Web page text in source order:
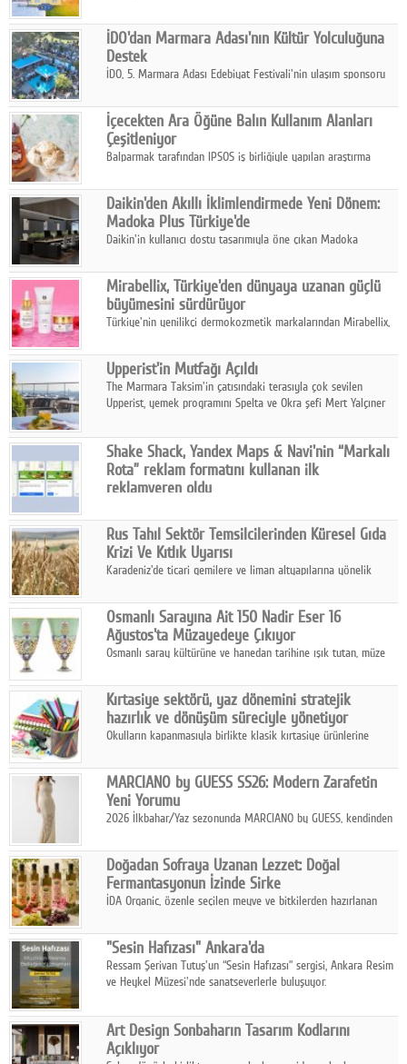
ve sürdürülebilir çözümler sunuyor.
İDO'dan Marmara Adası'nın Kültür Yolculuğuna
Destek
İDO, 5. Marmara Adası Edebiyat Festivali'nin ulaşım sponsoru
ettiriyor.
İçecekten Ara Öğüne Balın Kullanım Alanları
Çeşitleniyor
Balparmak tarafından IPSOS iş birliğiyle yapılan araştırma
ıhlamur gibi içeceklerde tercih ettiğini ortaya koyuyor.
Daikin'den Akıllı İklimlendirmede Yeni Dönem:
Madoka Plus Türkiye'de
Daikin'in kullanıcı dostu tasarımıyla öne çıkan Madoka
kontrol ünitesi Madoka Plus Türkiye'de satışa sunuldu.
Mirabellix, Türkiye'den dünyaya uzanan güçlü
büyümesini sürdürüyor
Türkiye'nin yenilikçi dermokozmetik markalarından Mirabellix,
ürünleriyle hem yurt içinde hem de uluslararası pazarlarda
büyümesini sürdürüyor.
Upperist'in Mutfağı Açıldı
The Marmara Taksim'in çatısındaki terasıyla çok sevilen
Upperist, yemek programını Spelta ve Okra şefi Mert Yalçıner
Shake Shack, Yandex Maps & Navi'nin “Markalı
Rota” reklam formatını kullanan ilk
reklamveren oldu
artırmak amacıyla Cereyan Medya ve Yandex Ads iş birliğiyle
Yandex Maps & Navi'nin yeni "Markalı Rota" reklam formatını
kullanan ilk marka oldu.
Rus Tahıl Sektör Temsilcilerinden Küresel Gıda
Krizi Ve Kıtlık Uyarısı
Karadeniz'de ticari gemilere ve liman altyapılarına yönelik
geçirdi.
Osmanlı Sarayına Ait 150 Nadir Eser 16
Ağustos'ta Müzayedeye Çıkıyor
Osmanlı saray kültürüne ve hanedan tarihine ışık tutan, müze
Ağustos'ta Arthill Müzecilik'in düzenleyeceği özel müzayedede
koleksiyonerlerle buluşuyor
Kırtasiye sektörü, yaz dönemini stratejik
hazırlık ve dönüşüm süreciyle yönetiyor
Okulların kapanmasıyla birlikte klasik kırtasiye ürünlerine
sanat ve eğitici aktivite ürünleriyle dinamik bir biçimde
geçiriyor.
MARCIANO by GUESS SS26: Modern Zarafetin
Yeni Yorumu
2026 İlkbahar/Yaz sezonunda MARCIANO by GUESS, kendinden
Doğadan Sofraya Uzanan Lezzet: Doğal
Fermantasyonun İzinde Sirke
İDA Organic, özenle seçilen meyve ve bitkilerden hazırlanan
sofralarına taşıyor.
"Sesin Hafızası" Ankara'da
Ressam Şerivan Tutuş'un “Sesin Hafızası” sergisi, Ankara Resim
ve Heykel Müzesi'nde sanatseverlerle buluşuyor.
Art Design Sonbaharın Tasarım Kodlarını
Açıklıyor